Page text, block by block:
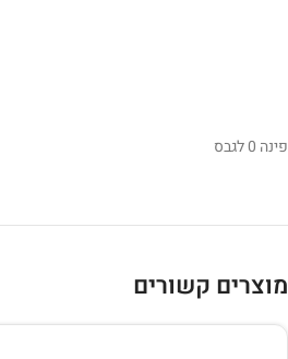
פינה 0 לגבס
מוצרים קשורים